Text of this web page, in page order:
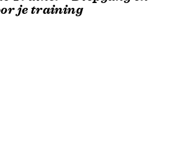
je training